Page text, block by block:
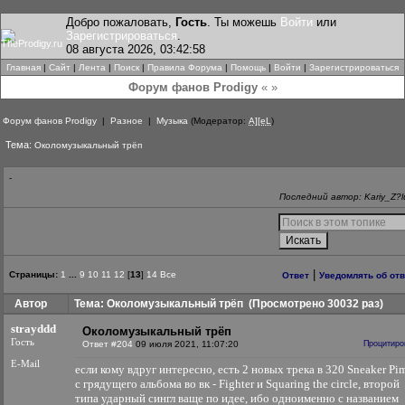
Добро пожаловать, Гость. Ты можешь Войти или
Зарегистрироваться.
08 августа 2026, 03:42:58
Главная | Сайт | Лента | Поиск | Правила Форума | Помощь | Войти | Зарегистрироваться
Форум фанов Prodigy« »
Форум фанов Prodigy | Разное | Музыка (Модератор: A][eL )
Тема: Околомузыкальный трёп
-
Последний автор:
Страницы: 1 9 10 11 12 [13] 14 Все Ответ Уведомлять об
Автор Тема: Околомузыкальный трёп (Просмотрено 30032 раз)
strayddd
Гость
E-Mail
Околомузыкальный трёп
Ответ #204 09 июля 2021, 11:07:20
если кому вдруг интересно, есть 2 новых трека в 320 Sneaker
с грядущего альбома во вк - Fighter и Squaring the circle, второй
типа ударный сингл ваще по идее, ибо одноименно с названием